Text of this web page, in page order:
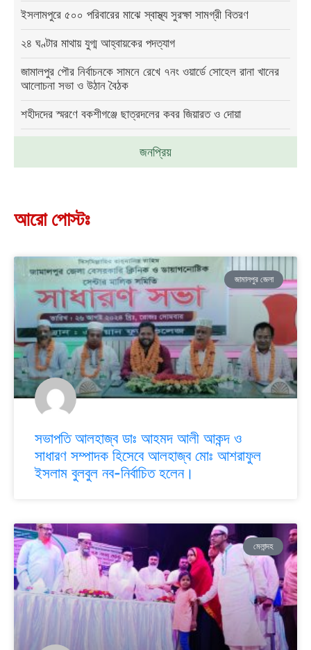
জনপ্রিয়
ইসলামপুরে ৫০০ পরিবারের মাঝে স্বাস্থ্য সুরক্ষা সামগ্রী বিতরণ
২৪ ঘণ্টার মাথায় যুগ্ম আহ্বায়কের পদত্যাগ
জামালপুর পৌর নির্বাচনকে সামনে রেখে ৭নং ওয়ার্ডে সোহেল রানা খানের
আলোচনা সভা ও উঠান বৈঠক
শহীদদের স্মরণে বকশীগঞ্জে ছাত্রদলের কবর জিয়ারত ও দোয়া
আরো পোস্টঃ
জামালপুর জেলা
সভাপতি আলহাজ্ব ডাঃ আহমদ আলী আকন্দ ও
সাধারণ সম্পাদক হিসেবে আলহাজ্ব মোঃ আশরাফুল
ইসলাম বুলবুল নব-নির্বাচিত হলেন।
মেলান্দহ